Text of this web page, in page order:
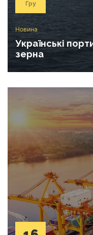
Гру
Новина
Українські
зерна